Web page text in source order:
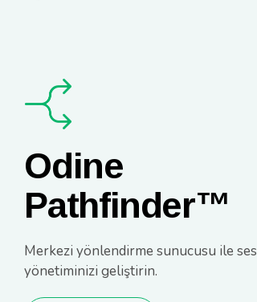
Odine
Pathfinder™
Merkezi yönlendirme sunucusu ile ses
yönetiminizi geliştirin.